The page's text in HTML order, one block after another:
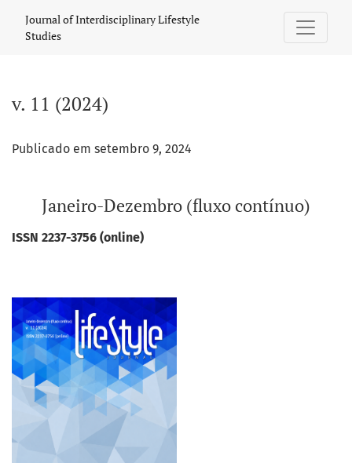
Journal of Interdisciplinary Lifestyle
Studies
v. 11 (2024)
Publicado em setembro 9, 2024
Janeiro-Dezembro (fluxo contínuo)
ISSN 2237-3756 (online)